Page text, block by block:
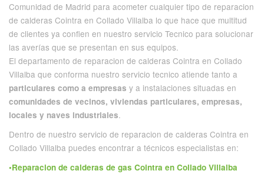
Comunidad de Madrid para acometer cualquier tipo de reparacion
de calderas Cointra en Collado Villalba lo que hace que multitud
de clientes ya confien en nuestro servicio Tecnico para solucionar
las averías que se presentan en sus equipos.
El departamento de reparacion de calderas Cointra en Collado
Villalba que conforma nuestro servicio tecnico atiende tanto a
particulares como a empresas y a instalaciones situadas en
comunidades de vecinos, viviendas particulares, empresas,
locales y naves industriales.
Dentro de nuestro servicio de reparacion de calderas Cointra en
Collado Villalba puedes encontrar a técnicos especialistas en:
•Reparacion de calderas de gas Cointra en Collado Villalba